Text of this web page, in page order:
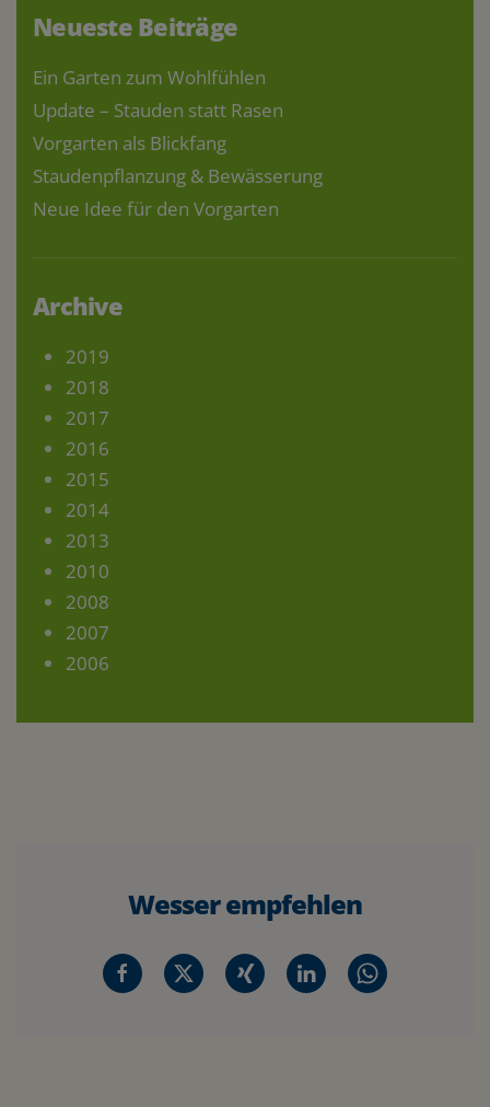
Neueste Beiträge
Ein Garten zum Wohlfühlen
Update – Stauden statt Rasen
Vorgarten als Blickfang
Staudenpflanzung & Bewässerung
Neue Idee für den Vorgarten
Archive
2019
2018
2017
2016
2015
2014
2013
2010
2008
2007
2006
Wesser empfehlen